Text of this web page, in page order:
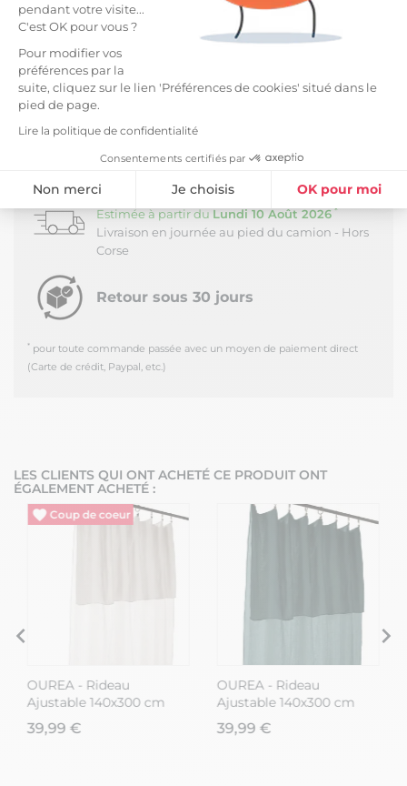
pendant votre visite...
C'est OK pour vous ?
Pour modifier vos
préférences par la
suite, cliquez sur le lien 'Préférences de cookies' situé dans le
pied de page.
Lire la politique de confidentialité
Consentements certifiés par
Non merci Je choisis OK pour moi
Axeptio consent
Plateforme de Gestion du Consentement : Personnalisez vos
Notre plateforme vous permet d'adapter et de gérer vos
Dimensions : 140x300cm.
Entretien facile : Lavage à 40°C avec couleurs
similaires, sèche-linge possible.
Salon, Art de la table, Chambre : la gamme de linge
de maison Ourea a des solutions pour tout !
LIVRAISON ET RETOURS
Livraison Standard -
Estimée à partir du Lundi 10 Août 2026 *
Livraison en journée au pied du camion - Hors
Corse
Retour sous 30 jours
* pour toute commande passée avec un moyen de paiement direct
(Carte de crédit, Paypal, etc.)
LES CLIENTS QUI ONT ACHETÉ CE PRODUIT ONT
ÉGALEMENT ACHETÉ :
OUREA - Rideau
Ajustable 140x300 cm
Gaze de Coton Chantilly
+ 8 Anneaux Pince
39,99 €
OUREA - Rideau
Ajustable 140x300 cm
Gaze de Coton Canard +
8 Anneaux Pince
39,99 €